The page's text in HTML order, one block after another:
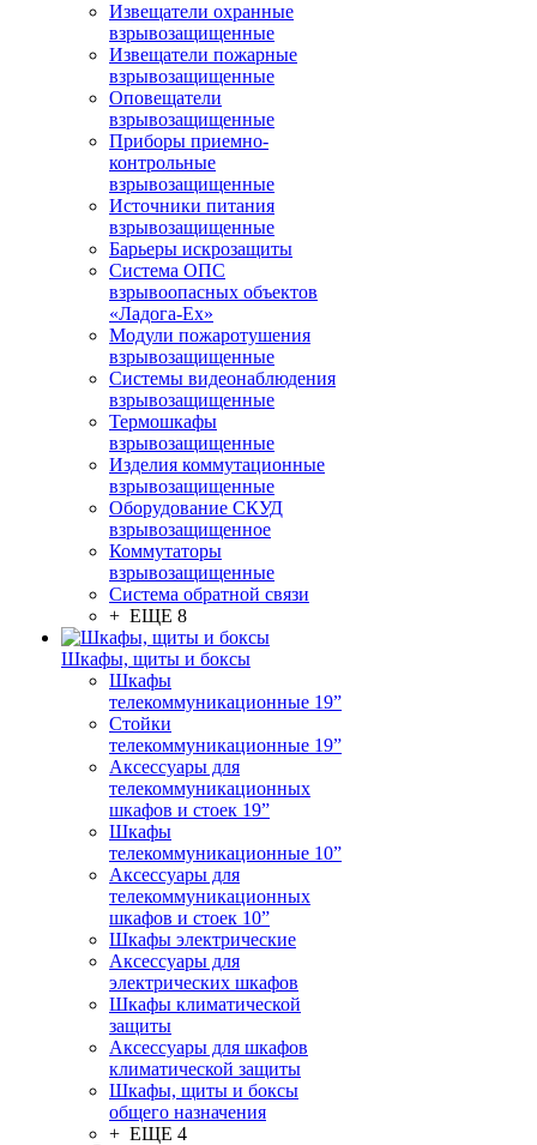
Извещатели охранные
взрывозащищенные
Извещатели пожарные
взрывозащищенные
Оповещатели
взрывозащищенные
Приборы приемно-
контрольные
взрывозащищенные
Источники питания
взрывозащищенные
Барьеры искрозащиты
Система ОПС
взрывоопасных объектов
«Ладога-Ex»
Модули пожаротушения
взрывозащищенные
Системы видеонаблюдения
взрывозащищенные
Термошкафы
взрывозащищенные
Изделия коммутационные
взрывозащищенные
Оборудование СКУД
взрывозащищенное
Коммутаторы
взрывозащищенные
Система обратной связи
+ ЕЩЕ 8
Шкафы, щиты и боксы
Шкафы
телекоммуникационные 19”
Стойки
телекоммуникационные 19”
Аксессуары для
телекоммуникационных
шкафов и стоек 19”
Шкафы
телекоммуникационные 10”
Аксессуары для
телекоммуникационных
шкафов и стоек 10”
Шкафы электрические
Аксессуары для
электрических шкафов
Шкафы климатической
защиты
Аксессуары для шкафов
климатической защиты
Шкафы, щиты и боксы
общего назначения
+ ЕЩЕ 4